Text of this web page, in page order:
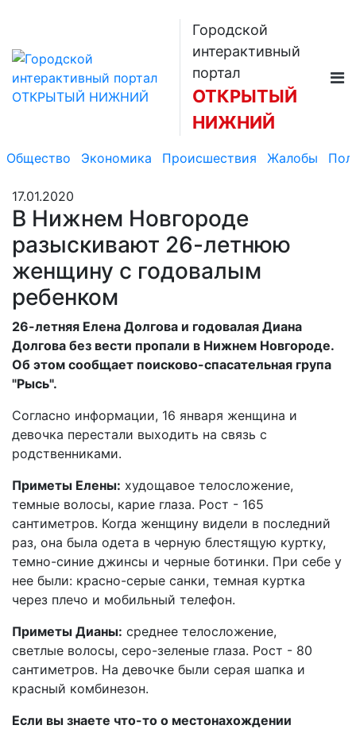
Городской
интерактивный
портал
ОТКРЫТЫЙ
НИЖНИЙ
Общество Экономика Происшествия Жалобы
17.01.2020
В Нижнем Новгороде
разыскивают 26-летнюю
женщину с годовалым
ребенком
26-летняя Елена Долгова и годовалая Диана
Долгова без вести пропали в Нижнем Новгороде.
Об этом сообщает поисково-спасательная група
"Рысь".
Согласно информации, 16 января женщина и
девочка перестали выходить на связь с
родственниками.
Приметы Елены: худощавое телосложение,
темные волосы, карие глаза. Рост - 165
сантиметров. Когда женщину видели в последний
раз, она была одета в черную блестящую куртку,
темно-синие джинсы и черные ботинки. При себе у
нее были: красно-серые санки, темная куртка
через плечо и мобильный телефон.
Приметы Дианы: среднее телосложение,
светлые волосы, серо-зеленые глаза. Рост - 80
сантиметров. На девочке были серая шапка и
красный комбинезон.
Если вы знаете что-то о местонахождении